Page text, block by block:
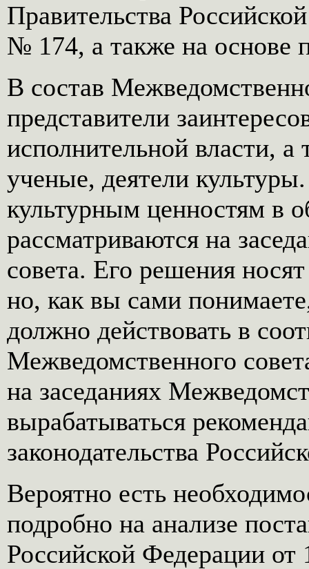
Правительства
№ 174, а также на основе
В состав
представители
исполнительной власти, а
ученые, деятели
культурным ценностям в
рассматриваются на
совета. Его решения
но, как вы сами
должно действовать в
Межведомственного
на заседаниях
вырабатываться
законодательства
Вероятно есть
подробно на анализе
Российской Федерации